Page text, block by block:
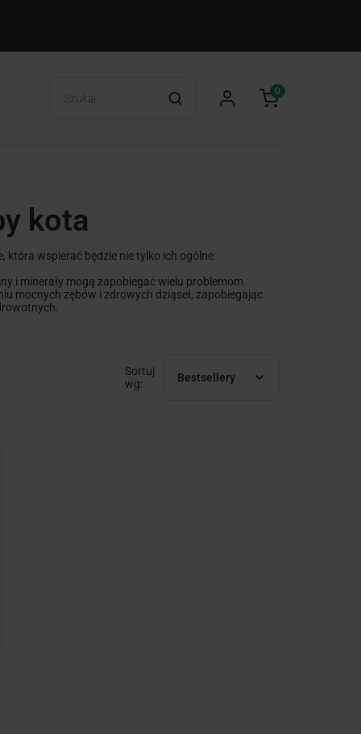
0
kota
która wspierać będzie nie tylko ich ogólne
i minerały mogą zapobiegać wielu problemom
mocnych zębów i zdrowych dziąseł, zapobiegając
Sortuj
wg:
Bestsellery